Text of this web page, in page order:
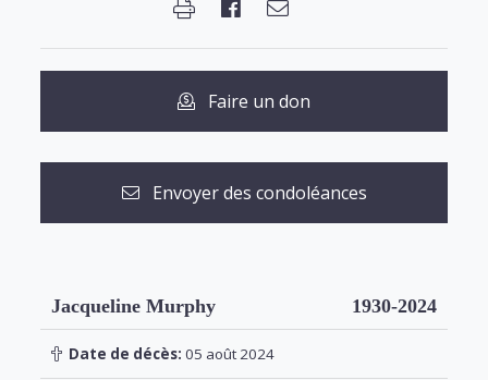
Faire un don
Envoyer des condoléances
Jacqueline Murphy 1930-2024
Date de décès: 05 août 2024